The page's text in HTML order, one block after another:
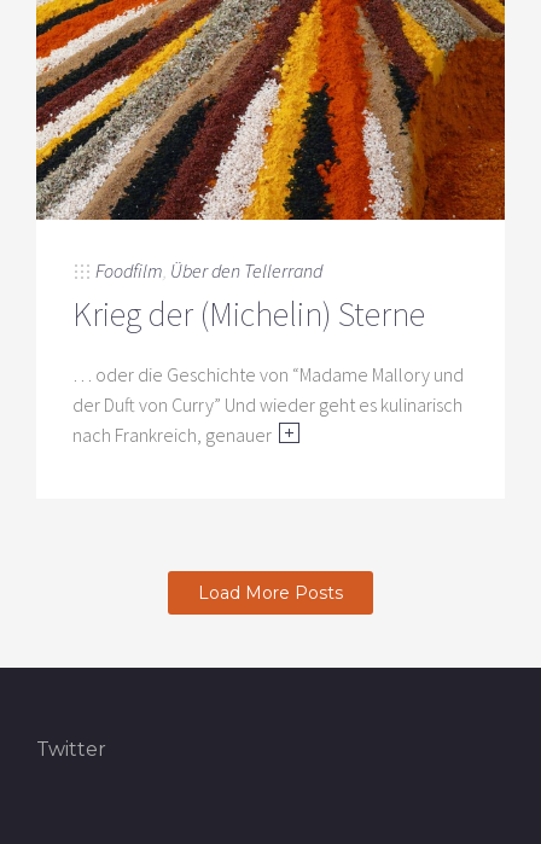
Foodfilm, Über den Tellerrand
Krieg der (Michelin) Sterne
… oder die Geschichte von “Madame Mallory und
der Duft von Curry” Und wieder geht es kulinarisch
nach Frankreich, genauer
Load More Posts
Twitter